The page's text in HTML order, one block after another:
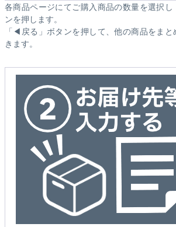
各商品ページにてご購入商品の数量を選択
ンを押します。
「◀戻る」ボタンを押して、他の商品をま
きます。